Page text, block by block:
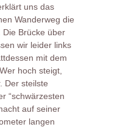
uns das
Wanderweg die
Brücke über
wir leider links
mit dem
hoch steigt,
Der steilste
“schwärzesten
auf seiner
langen